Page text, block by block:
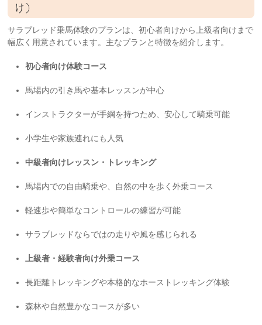
け）
サラブレッド乗馬体験のプランは、初心者向けから上級者向けまで
幅広く用意されています。主なプランと特徴を紹介します。
初心者向け体験コース
馬場内の引き馬や基本レッスンが中心
インストラクターが手綱を持つため、安心して騎乗可能
小学生や家族連れにも人気
中級者向けレッスン・トレッキング
馬場内での自由騎乗や、自然の中を歩く外乗コース
軽速歩や簡単なコントロールの練習が可能
サラブレッドならではの走りや風を感じられる
上級者・経験者向け外乗コース
長距離トレッキングや本格的なホーストレッキング体験
森林や自然豊かなコースが多い